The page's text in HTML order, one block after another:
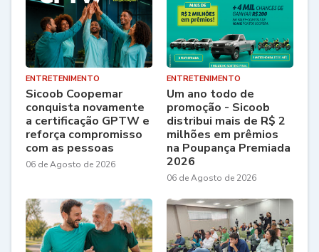
ENTRETENIMENTO
Sicoob Coopemar
conquista novamente
a certificação GPTW e
reforça compromisso
com as pessoas
06 de Agosto de 2026
ENTRETENIMENTO
Um ano todo de
promoção - Sicoob
distribui mais de R$ 2
milhões em prêmios
na Poupança Premiada
2026
06 de Agosto de 2026